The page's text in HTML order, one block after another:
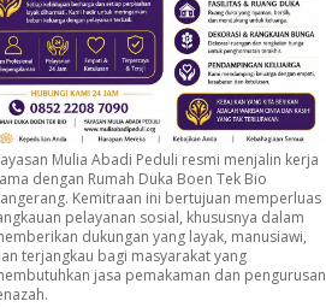
Mulia Abadi Peduli resmi menjalin kerja
dengan Rumah Duka Boen Tek Bio
Kemitraan ini bertujuan memperluas
pelayanan sosial, khususnya dalam
dukungan yang layak, manusiawi,
terjangkau bagi masyarakat yang
jasa pemakaman dan pengurusan